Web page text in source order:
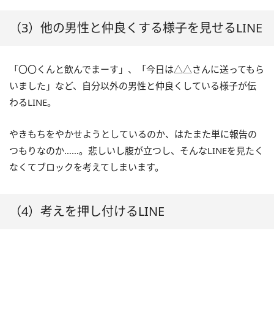
（3）他の男性と仲良くする様子を見せるLINE
「〇〇くんと飲んでまーす」、「今日は△△さんに送ってもら
いました」など、自分以外の男性と仲良くしている様子が伝
わるLINE。
やきもちをやかせようとしているのか、はたまた単に報告の
つもりなのか……。悲しいし腹が立つし、そんなLINEを見たく
なくてブロックを考えてしまいます。
（4）考えを押し付けるLINE